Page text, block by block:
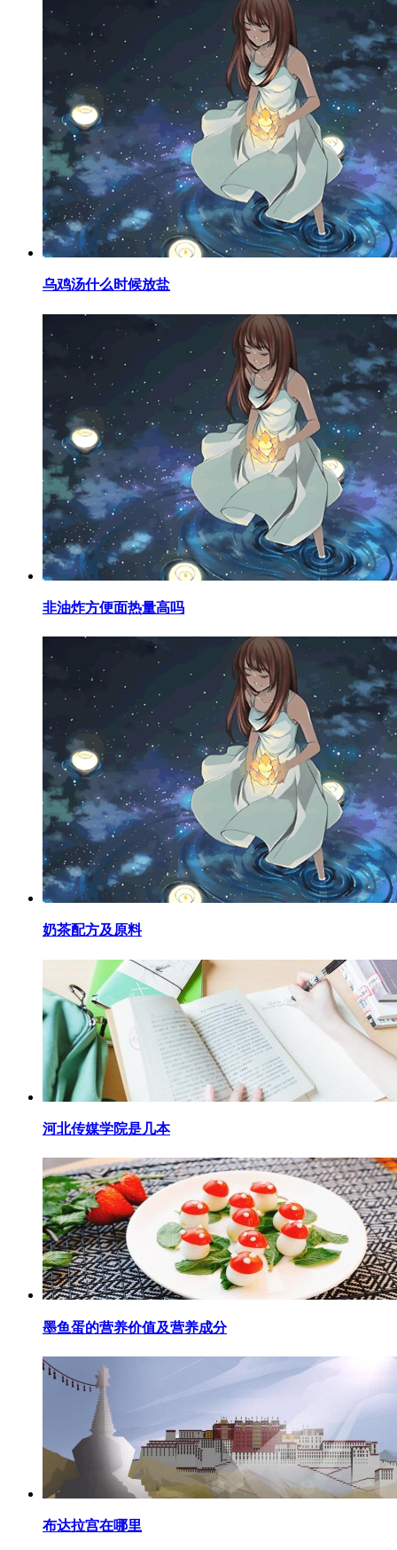
​乌鸡汤什么时候放盐
​非油炸方便面热量高吗
​奶茶配方及原料
​河北传媒学院是几本
​墨鱼蛋的营养价值及营养成分
​布达拉宫在哪里